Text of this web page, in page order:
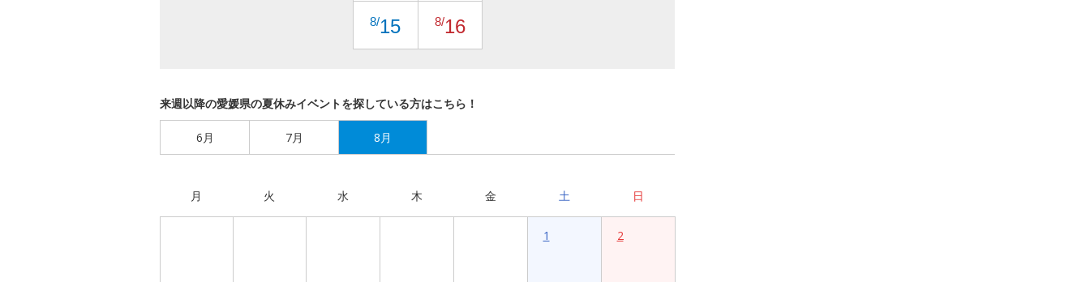
8/15 8/16
来週以降の愛媛県の夏休みイベントを探している方はこちら！
6月 7月 8月
月 火 水 木 金 土 日
1 2